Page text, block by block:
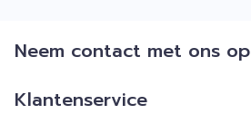
Neem contact met ons op
Klantenservice